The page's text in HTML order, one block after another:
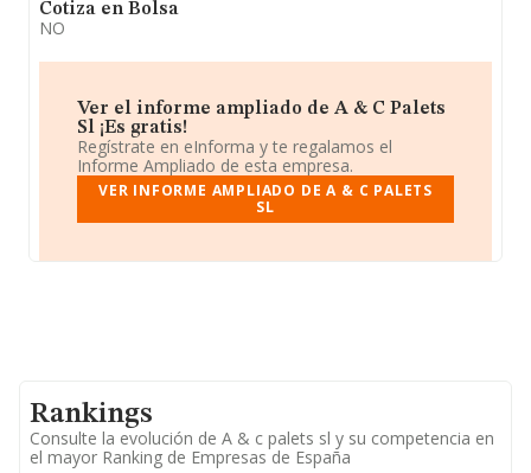
Cotiza en Bolsa
NO
Ver el informe ampliado de A & C Palets
Sl ¡Es gratis!
Regístrate en eInforma y te regalamos el
Informe Ampliado de esta empresa.
VER INFORME AMPLIADO DE A & C PALETS
SL
Rankings
Consulte la evolución de A & c palets sl y su competencia en
el mayor Ranking de Empresas de España